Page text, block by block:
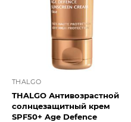
THALGO
THALGO Антивозрастной
солнцезащитный крем
SPF50+ Age Defence